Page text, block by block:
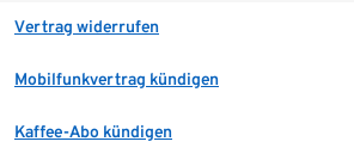
Vertrag widerrufen
Mobilfunkvertrag kündigen
Kaffee-Abo kündigen